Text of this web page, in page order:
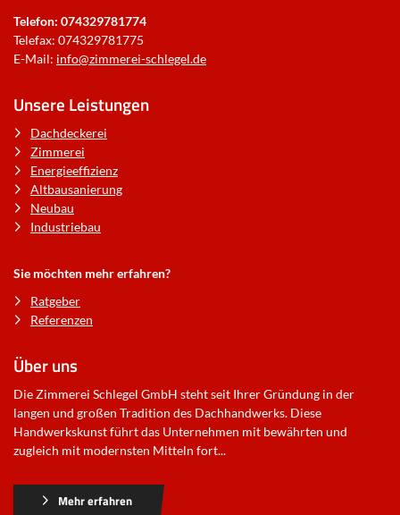
Telefon: 074329781774
Telefax: 074329781775
E-Mail: info@zimmerei-schlegel.de
Unsere Leistungen
Dachdeckerei
Zimmerei
Energieeffizienz
Altbausanierung
Neubau
Industriebau
Sie möchten mehr erfahren?
Ratgeber
Referenzen
Über uns
Die Zimmerei Schlegel GmbH steht seit Ihrer Gründung in der
langen und großen Tradition des Dachhandwerks. Diese
Handwerkskunst führt das Unternehmen mit bewährten und
zugleich mit modernsten Mitteln fort...
Mehr erfahren